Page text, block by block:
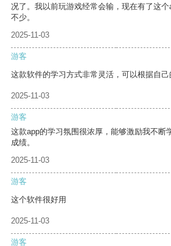
况了。我以前玩游戏经常会输，现在有了这
不少。
2025-11-03
游客
这款软件的学习方式非常灵活，可以根据自己
2025-11-03
游客
这款app的学习氛围很浓厚，能够激励我不断
成绩。
2025-11-03
游客
这个软件很好用
2025-11-03
游客